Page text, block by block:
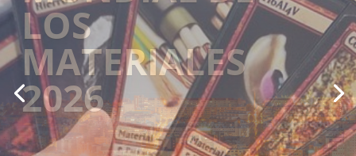
MATERLAND
Proyecto Divulgativo FCT-
23-19226
con la colaboración de la